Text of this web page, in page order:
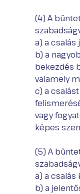
(4) A
a) a csalás
b) a
bekezdés
valamely
c) a
vagy
képes
(5) A
a) a csalás
b) a